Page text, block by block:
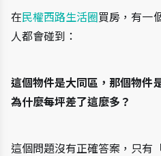
在民權西路生活圈買房，有一
人都會碰到：
這個物件是大同區，那個物件
為什麼每坪差了這麼多？
這個問題沒有正確答案，只有